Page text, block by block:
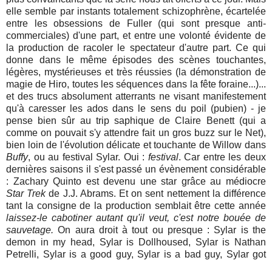
elle semble par instants totalement schizophrène, écartelée
entre les obsessions de Fuller (qui sont presque anti-
commerciales) d'une part, et entre une volonté évidente de
la production de racoler le spectateur d'autre part. Ce qui
donne dans le même épisodes des scènes touchantes,
légères, mystérieuses et très réussies (la démonstration de
magie de Hiro, toutes les séquences dans la fête foraine...)...
et des trucs absolument atterrants ne visant manifestement
qu'à caresser les ados dans le sens du poil (pubien) - je
pense bien sûr au trip saphique de Claire Benett (qui a
comme on pouvait s'y attendre fait un gros buzz sur le Net),
bien loin de l'évolution délicate et touchante de Willow dans
Buffy, ou au festival Sylar. Oui : festival. Car entre les deux
dernières saisons il s'est passé un évènement considérable
: Zachary Quinto est devenu une star grâce au médiocre
Star Trekde J.J. Abrams. Et on sent nettement la différence
tant la consigne de la production semblait être cette année
laissez-le cabotiner autant qu'il veut, c'est notre bouée de
sauvetage. On aura droit à tout ou presque : Sylar is the
demon in my head, Sylar is Dollhoused, Sylar is Nathan
Petrelli, Sylar is a good guy, Sylar is a bad guy, Sylar got